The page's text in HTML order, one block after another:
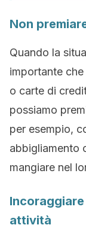
Non
Quando la
importante
o carte di
possiamo
per esempio,
abbigliamento
mangiare nel
attività